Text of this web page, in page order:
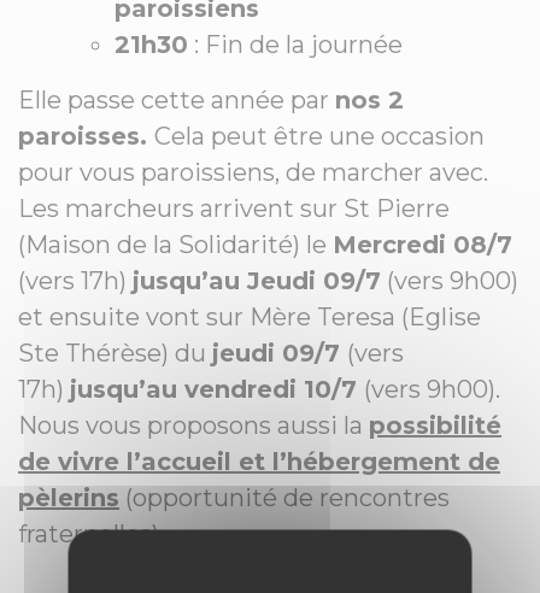
paroissiens
21h30 : Fin de la journée
Elle passe cette année par nos 2
paroisses. Cela peut être une occasion
pour vous paroissiens, de marcher avec.
Les marcheurs arrivent sur St Pierre
(Maison de la Solidarité) le Mercredi 08/7
(vers 17h) jusqu’au Jeudi 09/7 (vers 9h00)
et ensuite vont sur Mère Teresa (Eglise
Ste Thérèse) du jeudi 09/7 (vers
17h) jusqu’au vendredi 10/7 (vers 9h00).
Nous vous proposons aussi la possibilité
de vivre l’accueil et l’hébergement de
pèlerins (opportunité de rencontres
fraternelles).